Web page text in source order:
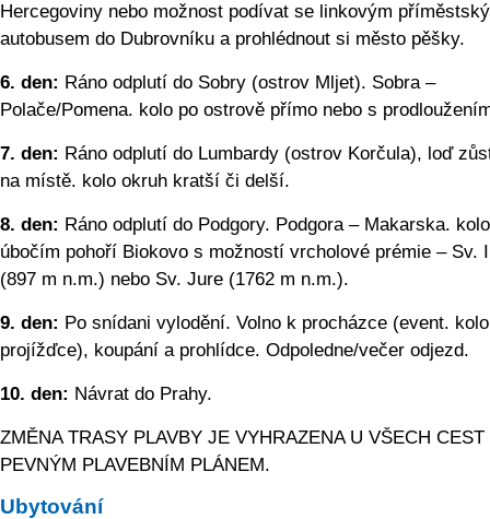
Hercegoviny nebo možnost podívat se linkovým
autobusem do Dubrovníku a prohlédnout si město pěšky.
6. den: Ráno odplutí do Sobry (ostrov Mljet). Sobra –
Polače/Pomena. kolo po ostrově přímo nebo s
7. den: Ráno odplutí do Lumbardy (ostrov Korčula), loď
na místě. kolo okruh kratší či delší.
8. den: Ráno odplutí do Podgory. Podgora – Makarska. kolo
úbočím pohoří Biokovo s možností vrcholové prémie – Sv.
(897 m n.m.) nebo Sv. Jure (1762 m n.m.).
9. den: Po snídani vylodění. Volno k procházce (event. kolo
projížďce), koupání a prohlídce. Odpoledne/večer odjezd.
10. den: Návrat do Prahy.
ZMĚNA TRASY PLAVBY JE VYHRAZENA U VŠECH CEST
PEVNÝM PLAVEBNÍM PLÁNEM.
Ubytování